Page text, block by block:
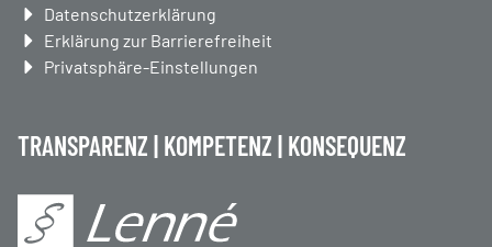
Datenschutzerklärung
Erklärung zur Barrierefreiheit
Privatsphäre-Einstellungen
TRANSPARENZ | KOMPETENZ | KONSEQUENZ